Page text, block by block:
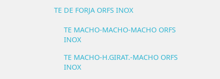
TE DE FORJA ORFS INOX
TE MACHO-MACHO-MACHO ORFS
INOX
TE MACHO-H.GIRAT.-MACHO ORFS
INOX